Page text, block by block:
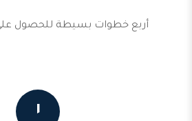
أربع خطوات بسيطة للحصول على
١